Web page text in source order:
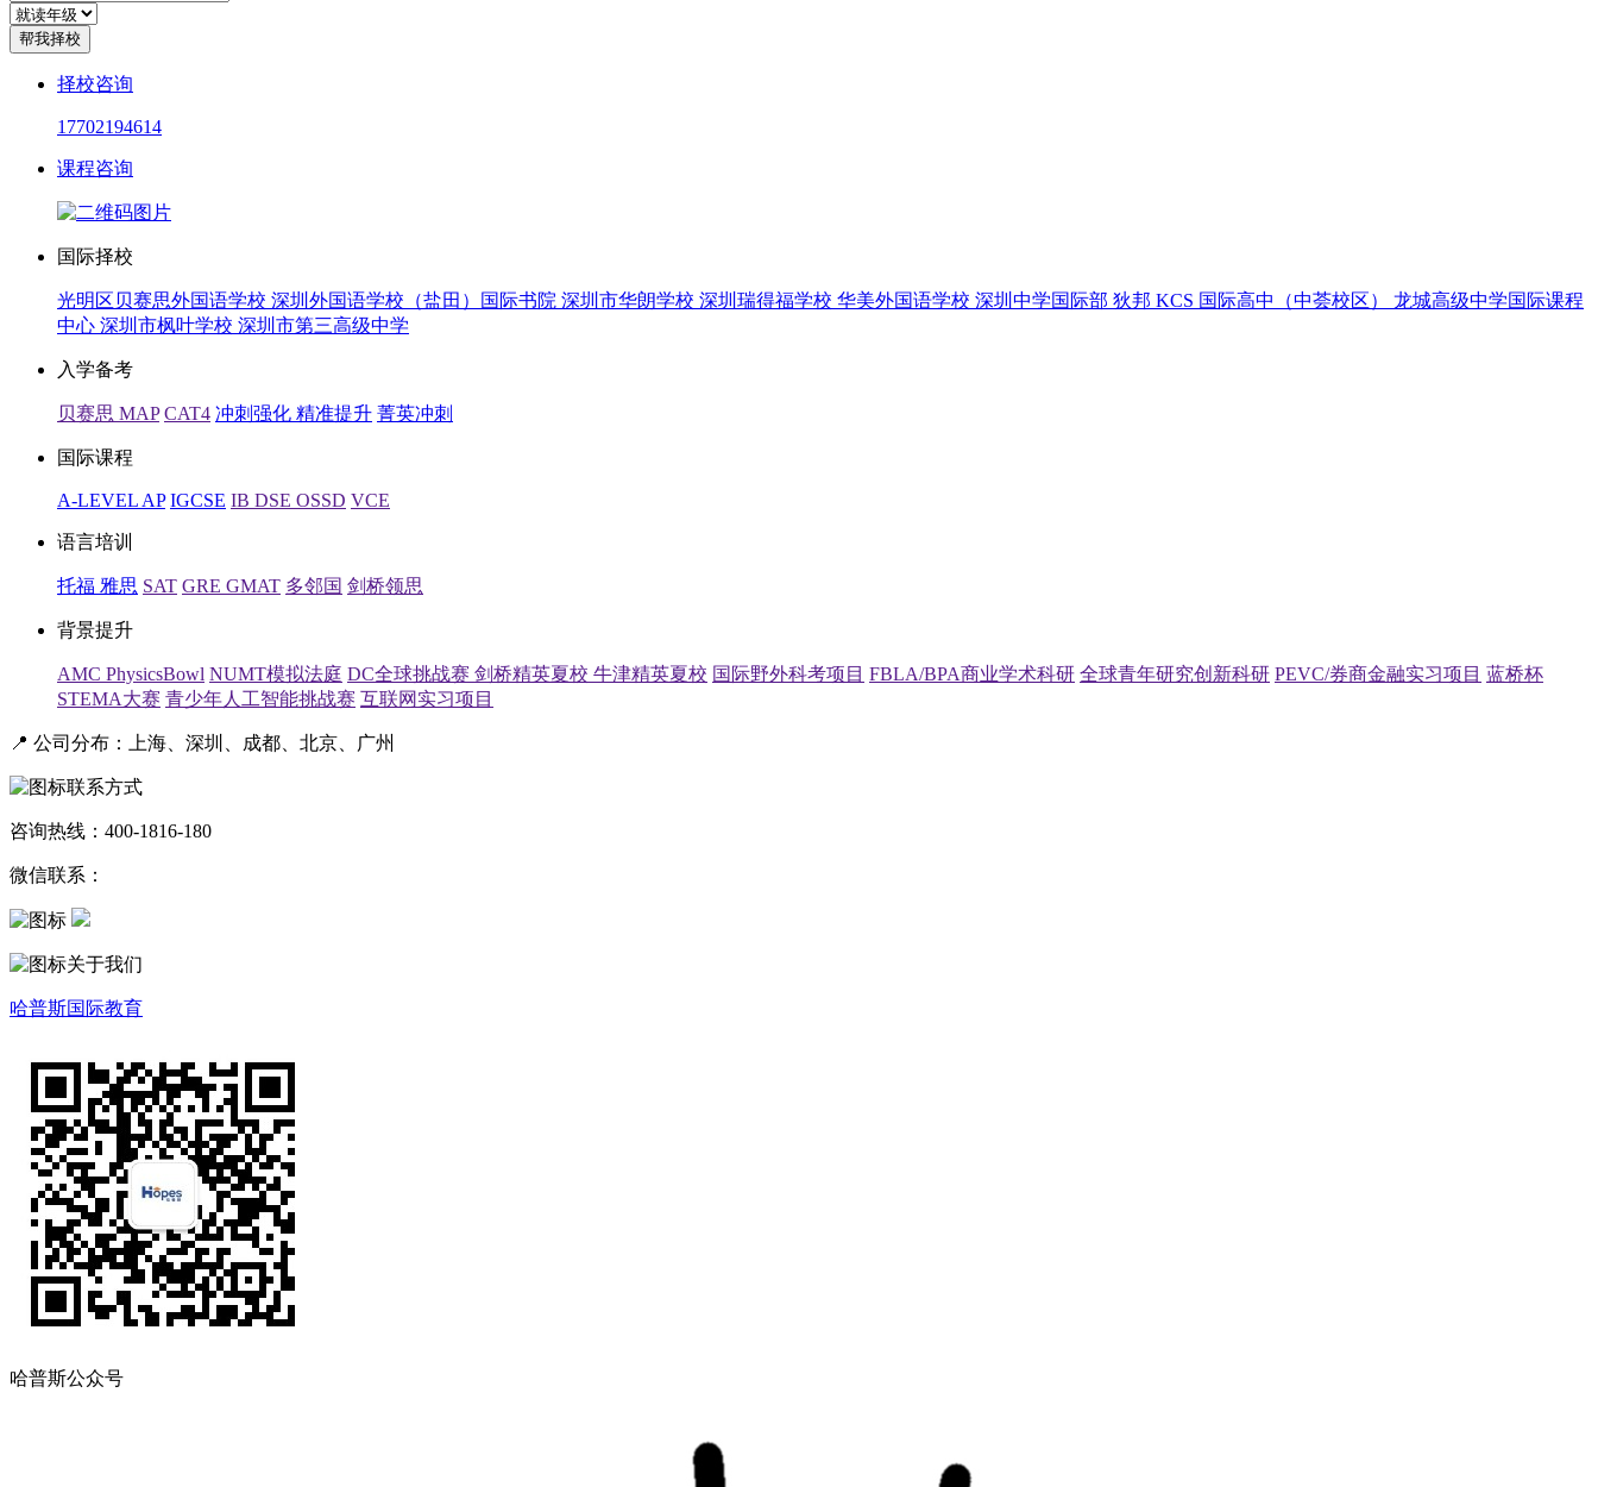
帮我择校
择校咨询
17702194614
课程咨询
国际择校
光明区贝赛思外国语学校 深圳外国语学校（盐田）国际书院 深圳市华朗学校 深圳瑞得福学校 华美外国语学校 深圳中学国际部 狄邦 KCS 国际高中（中荟校区） 龙城高级中学国际课程
中心 深圳市枫叶学校 深圳市第三高级中学
入学备考
贝赛思 MAP CAT4 冲刺强化 精准提升 菁英冲刺
国际课程
A-LEVEL AP IGCSE IB DSE OSSD VCE
语言培训
托福 雅思 SAT GRE GMAT 多邻国 剑桥领思
背景提升
AMC PhysicsBowl NUMT模拟法庭 DC全球挑战赛 剑桥精英夏校 牛津精英夏校 国际野外科考项目 FBLA/BPA商业学术科研 全球青年研究创新科研 PEVC/券商金融实习项目 蓝桥杯
STEMA大赛 青少年人工智能挑战赛 互联网实习项目
📍 公司分布：上海、深圳、成都、北京、广州
联系方式
咨询热线：400-1816-180
微信联系：
关于我们
哈普斯国际教育
哈普斯公众号